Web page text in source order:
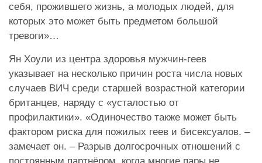
себя, прожившего жизнь, а молодых людей, для
которых это может быть предметом большой
тревоги»…
Ян Хоули из центра здоровья мужчин-геев
указывает на несколько причин роста числа новых
случаев ВИЧ среди старшей возрастной категории
британцев, наряду с «усталостью от
профилактики». «Одиночество также может быть
фактором риска для пожилых геев и бисексуалов. –
замечает он. – Разрыв долгосрочных отношений с
постоянным партнёром, когда многие пары не